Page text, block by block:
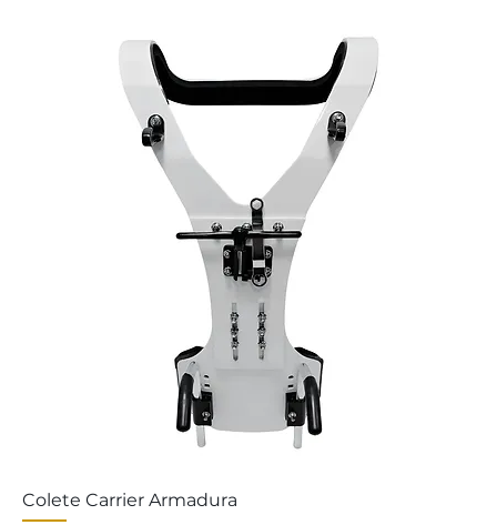
Colete Carrier Armadura